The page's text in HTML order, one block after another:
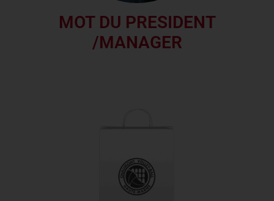
MOT DU PRESIDENT
/MANAGER